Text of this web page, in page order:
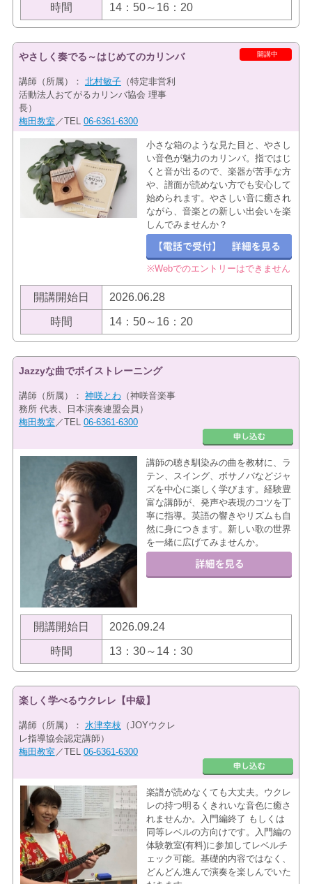
時間 14：50～16：20
開講中
やさしく奏でる～はじめてのカリンバ
講師（所属）： 北村敏子（特定非営利
活動法人おてがるカリンバ協会 理事
長）
梅田教室 ／TEL 06-6361-6300
小さな箱のような見た目と、やさし
い音色が魅力のカリンバ。指ではじ
くと音が出るので、楽器が苦手な方
や、譜面が読めない方でも安心して
始められます。やさしい音に癒され
ながら、音楽との新しい出会いを楽
しんでみませんか？
※Webでのエントリーはできません
開講開始日 2026.06.28
時間 14：50～16：20
Jazzyな曲でボイストレーニング
講師（所属）： 神咲とわ（神咲音楽事
務所 代表、日本演奏連盟会員）
梅田教室 ／TEL 06-6361-6300
講師の聴き馴染みの曲を教材に、ラ
テン、スイング、ボサノバなどジャ
ズを中心に楽しく学びます。経験豊
富な講師が、発声や表現のコツを丁
寧に指導。英語の響きやリズムも自
然に身につきます。新しい歌の世界
を一緒に広げてみませんか。
開講開始日 2026.09.24
時間 13：30～14：30
楽しく学べるウクレレ【中級】
講師（所属）： 水津幸枝（JOYウクレ
レ指導協会認定講師）
梅田教室 ／TEL 06-6361-6300
楽譜が読めなくても大丈夫。ウクレ
レの持つ明るくきれいな音色に癒さ
れませんか。入門編終了 もしくは
同等レベルの方向けです。入門編の
体験教室(有料)に参加してレベルチ
ェック可能。基礎的内容ではなく、
どんどん進んで演奏を楽しんでいた